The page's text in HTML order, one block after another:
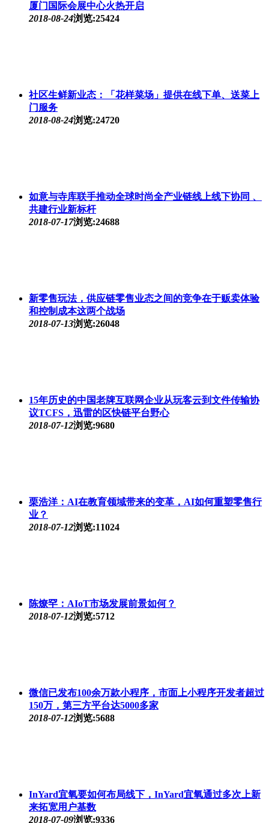
厦门国际会展中心火热开启
2018-08-24浏览:25424
社区生鲜新业态：「花样菜场」提供在线下单、送菜上
门服务
2018-08-24浏览:24720
如意与寺库联手推动全球时尚全产业链线上线下协同 、
共建行业新标杆
2018-07-17浏览:24688
新零售玩法，供应链零售业态之间的竞争在于贩卖体验
和控制成本这两个战场
2018-07-13浏览:26048
15年历史的中国老牌互联网企业从玩客云到文件传输协
议TCFS，迅雷的区快链平台野心
2018-07-12浏览:9680
栗浩洋：AI在教育领域带来的变革，AI如何重塑零售行
业？
2018-07-12浏览:11024
陈燎罕：AIoT市场发展前景如何？
2018-07-12浏览:5712
微信已发布100余万款小程序，市面上小程序开发者超过
150万，第三方平台达5000多家
2018-07-12浏览:5688
InYard宜氧要如何布局线下，InYard宜氧通过多次上新
来拓宽用户基数
2018-07-09浏览:9336